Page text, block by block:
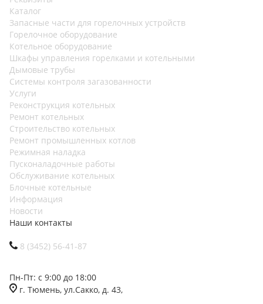
Каталог
Запасные части для горелочных устройств
Горелочное оборудование
Котельное оборудование
Шкафы управления горелками и котельными
Дымовые трубы
Системы контроля загазованности
Услуги
Реконструкция котельных
Ремонт котельных
Строительство котельных
Ремонт промышленных котлов
Режимная наладка
Пусконаладочные работы
Обслуживание котельных
Блочные котельные
Информация
Новости
Наши контакты
8 (3452) 56-41-87
Пн-Пт: с 9:00 до 18:00
г. Тюмень, ул.Сакко, д. 43,